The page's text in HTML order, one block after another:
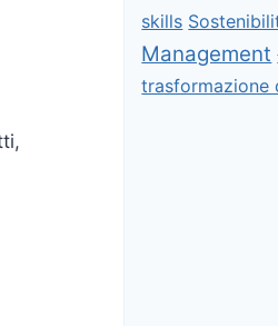
skills
Management
trasformazione